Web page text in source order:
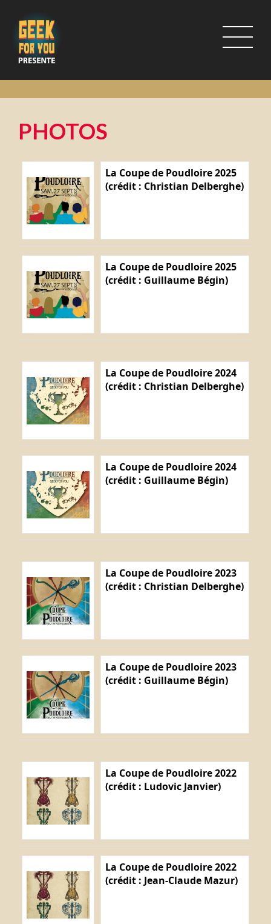
PHOTOS
La Coupe de Poudloire 2025
(crédit : Christian Delberghe)
La Coupe de Poudloire 2025
(crédit : Guillaume Bégin)
La Coupe de Poudloire 2024
(crédit : Christian Delberghe)
La Coupe de Poudloire 2024
(crédit : Guillaume Bégin)
La Coupe de Poudloire 2023
(crédit : Christian Delberghe)
La Coupe de Poudloire 2023
(crédit : Guillaume Bégin)
La Coupe de Poudloire 2022
(crédit : Ludovic Janvier)
La Coupe de Poudloire 2022
(crédit : Jean-Claude Mazur)